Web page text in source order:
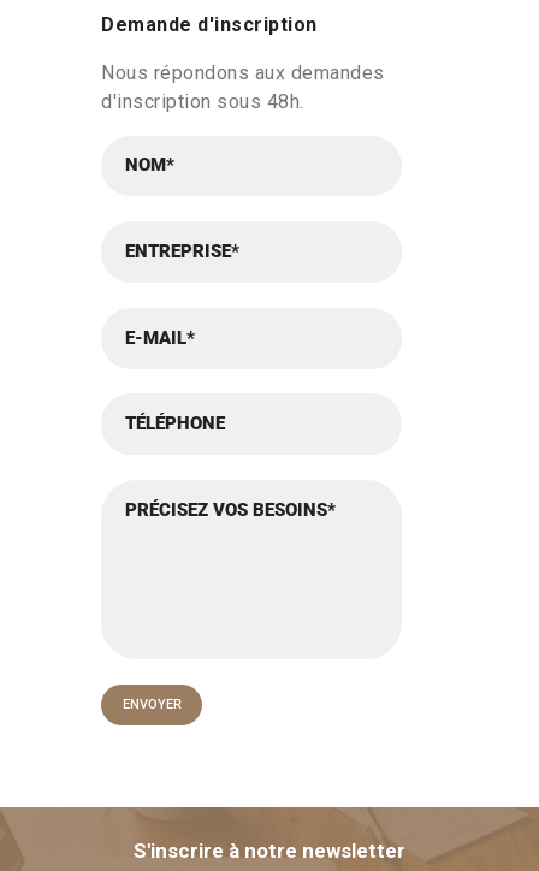
Demande d'inscription
Nous répondons aux demandes
d'inscription sous 48h.
S'inscrire à notre newsletter